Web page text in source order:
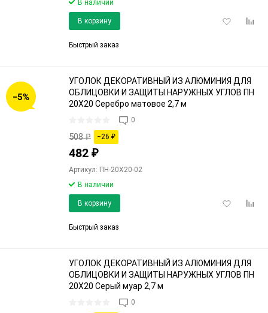
В наличии
Добавить
В корзину
Быстрый заказ
−5%
УГОЛОК ДЕКОРАТИВНЫЙ ИЗ АЛЮМИНИЯ ДЛЯ
ОБЛИЦОВКИ И ЗАЩИТЫ НАРУЖНЫХ УГЛОВ ПН
20Х20 Серебро матовое 2,7 м
0
508₽ −26 ₽
482 ₽
Артикул: ПН-20Х20-02
В наличии
Добавить
В корзину
Быстрый заказ
УГОЛОК ДЕКОРАТИВНЫЙ ИЗ АЛЮМИНИЯ ДЛЯ
ОБЛИЦОВКИ И ЗАЩИТЫ НАРУЖНЫХ УГЛОВ ПН
20Х20 Серый муар 2,7 м
0